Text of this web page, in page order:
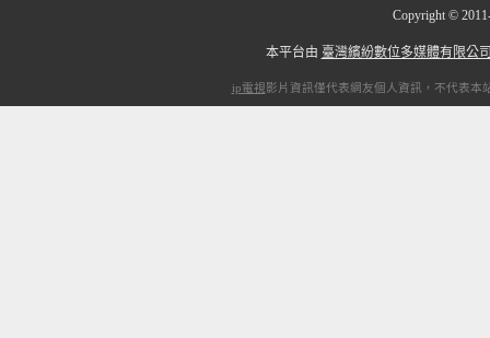
Copyright ©
本平台由 臺灣繽紛數位多媒體有限公
ip電視影片資訊僅代表網友個人資訊，不代表本